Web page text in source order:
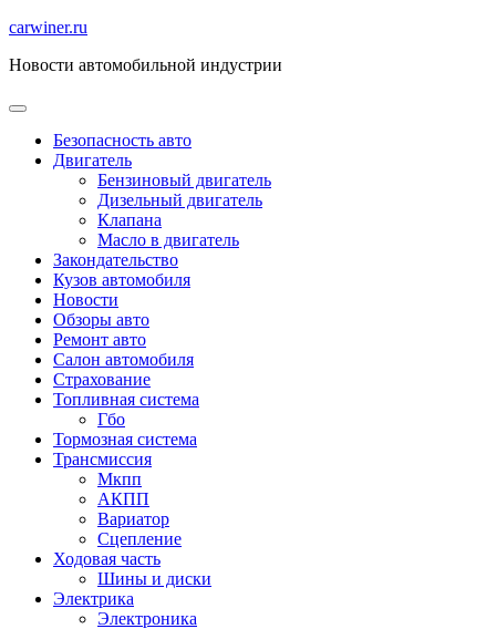
Перейти
содержимому
carwiner.ru
Новости автомобильной индустрии
Безопасность авто
Двигатель
Бензиновый двигатель
Дизельный двигатель
Клапана
Масло в двигатель
Закондательство
Кузов автомобиля
Новости
Обзоры авто
Ремонт авто
Салон автомобиля
Страхование
Топливная система
Гбо
Тормозная система
Трансмиссия
Мкпп
АКПП
Вариатор
Сцепление
Ходовая часть
Шины и диски
Электрика
Электроника